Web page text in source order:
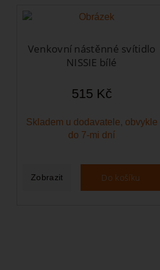
Venkovní nástěnné svítidlo
NISSIE bílé
515 Kč
Skladem u dodavatele, obvykle
do 7-mi dní
Zobrazit Do košíku